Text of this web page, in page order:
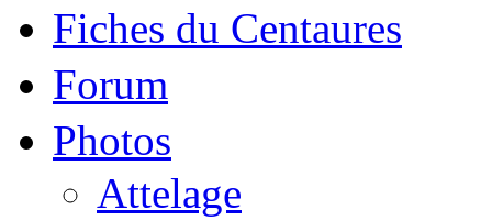
Fiches du Centaures
Forum
Photos
Attelage